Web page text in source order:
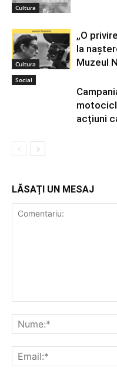
Cultura
Cultura
„O
la
Muzeul
Social
acțiuni
LĂSAȚI UN MESAJ